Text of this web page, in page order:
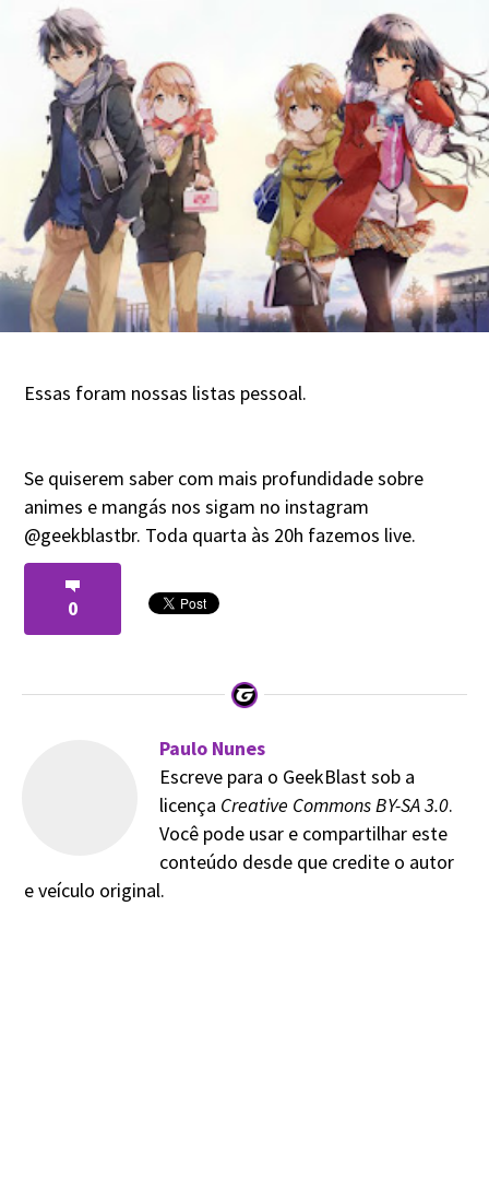
Essas foram nossas listas pessoal.
Se quiserem saber com mais profundidade sobre
animes e mangás nos sigam no instagram
@geekblastbr. Toda quarta às 20h fazemos live.
0
Paulo Nunes
Escreve para o GeekBlast sob a
licença Creative Commons BY-SA 3.0.
Você pode usar e compartilhar este
conteúdo desde que credite o autor
e veículo original.